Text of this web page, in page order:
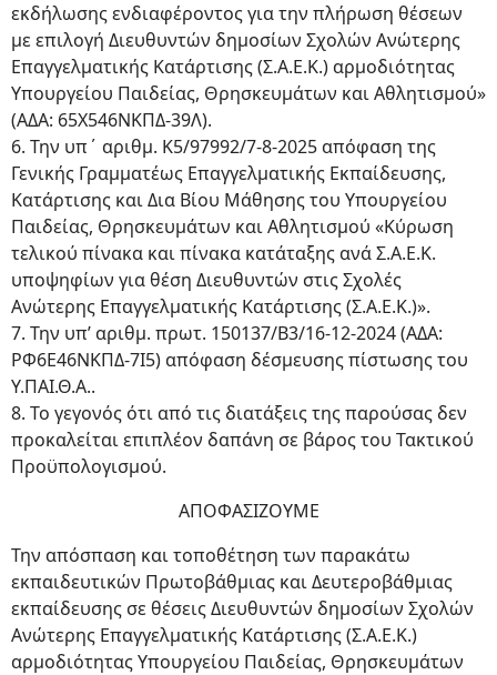
εκδήλωσης ενδιαφέροντος για την πλήρωση θέσεων
με επιλογή Διευθυντών δημοσίων Σχολών Ανώτερης
Επαγγελματικής Κατάρτισης (Σ.Α.Ε.Κ.) αρμοδιότητας
Υπουργείου Παιδείας, Θρησκευμάτων και Αθλητισμού»
(ΑΔΑ: 65Χ546ΝΚΠΔ-39Λ).
6. Την υπ΄ αριθμ. Κ5/97992/7-8-2025 απόφαση της
Γενικής Γραμματέως Επαγγελματικής Εκπαίδευσης,
Κατάρτισης και Δια Βίου Μάθησης του Υπουργείου
Παιδείας, Θρησκευμάτων και Αθλητισμού «Κύρωση
τελικού πίνακα και πίνακα κατάταξης ανά Σ.Α.Ε.Κ.
υποψηφίων για θέση Διευθυντών στις Σχολές
Ανώτερης Επαγγελματικής Κατάρτισης (Σ.Α.Ε.Κ.)».
7. Την υπ’ αριθμ. πρωτ. 150137/Β3/16-12-2024 (ΑΔΑ:
ΡΦ6Ε46ΝΚΠΔ-7Ι5) απόφαση δέσμευσης πίστωσης του
Υ.ΠΑΙ.Θ.Α..
8. Το γεγονός ότι από τις διατάξεις της παρούσας δεν
προκαλείται επιπλέον δαπάνη σε βάρος του Τακτικού
Προϋπολογισμού.
ΑΠΟΦΑΣΙΖΟΥΜΕ
Την απόσπαση και τοποθέτηση των παρακάτω
εκπαιδευτικών Πρωτοβάθμιας και Δευτεροβάθμιας
εκπαίδευσης σε θέσεις Διευθυντών δημοσίων Σχολών
Ανώτερης Επαγγελματικής Κατάρτισης (Σ.Α.Ε.Κ.)
αρμοδιότητας Υπουργείου Παιδείας, Θρησκευμάτων